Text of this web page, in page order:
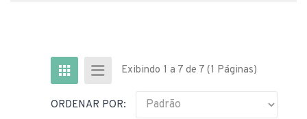
Exibindo 1 a 7 de 7 (1 Páginas)
ORDENAR POR: